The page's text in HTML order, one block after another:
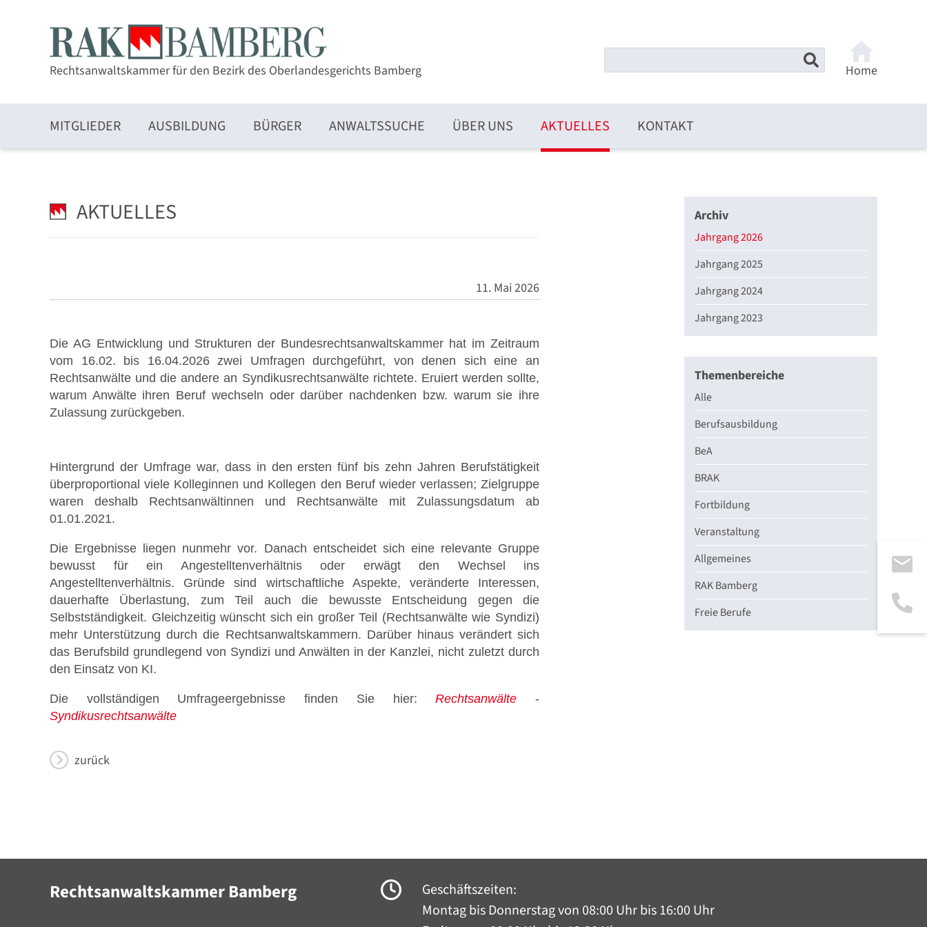
Rechtsanwaltskammer für den Bezirk des Oberlandesgerichts Bamberg Home
MITGLIEDER
Stellenmarkt
Formulare zum Download
AUSBILDUNG BÜRGER ANWALTSSUCHE ÜBER UNS AKTUELLES KONTAKT
AKTUELLES
11. Mai 2026
Die AG Entwicklung und Strukturen der Bundesrechtsanwaltskammer hat im Zeitraum
vom 16.02. bis 16.04.2026 zwei Umfragen durchgeführt, von denen sich eine an
Rechtsanwälte und die andere an Syndikusrechtsanwälte richtete. Eruiert werden sollte,
warum Anwälte ihren Beruf wechseln oder darüber nachdenken bzw. warum sie ihre
Zulassung zurückgeben.
Hintergrund der Umfrage war, dass in den ersten fünf bis zehn Jahren Berufstätigkeit
überproportional viele Kolleginnen und Kollegen den Beruf wieder verlassen; Zielgruppe
waren deshalb Rechtsanwältinnen und Rechtsanwälte mit Zulassungsdatum ab
01.01.2021.
Die Ergebnisse liegen nunmehr vor. Danach entscheidet sich eine relevante Gruppe
bewusst für ein Angestelltenverhältnis oder erwägt den Wechsel ins
Angestelltenverhältnis. Gründe sind wirtschaftliche Aspekte, veränderte Interessen,
dauerhafte Überlastung, zum Teil auch die bewusste Entscheidung gegen die
Selbstständigkeit. Gleichzeitig wünscht sich ein großer Teil (Rechtsanwälte wie Syndizi)
mehr Unterstützung durch die Rechtsanwaltskammern. Darüber hinaus verändert sich
das Berufsbild grundlegend von Syndizi und Anwälten in der Kanzlei, nicht zuletzt durch
den Einsatz von KI.
Die vollständigen Umfrageergebnisse finden Sie hier:Rechtsanwälte -
Syndikusrechtsanwälte
zurück
Archiv
Jahrgang 2026
Jahrgang 2025
Jahrgang 2024
Jahrgang 2023
Themenbereiche
Alle
Berufsausbildung
BeA
BRAK
Fortbildung
Veranstaltung
Allgemeines
RAK Bamberg
Freie Berufe
Rechtsanwaltskammer Bamberg
Geschäftszeiten:
Montag bis Donnerstagvon 08:00 Uhr bis 16:00 Uhr